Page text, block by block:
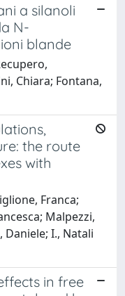
a silanoli
N-
blande
Chiara; Fontana,
the route
with
Franca;
Malpezzi,
Daniele; I., Natali
in free